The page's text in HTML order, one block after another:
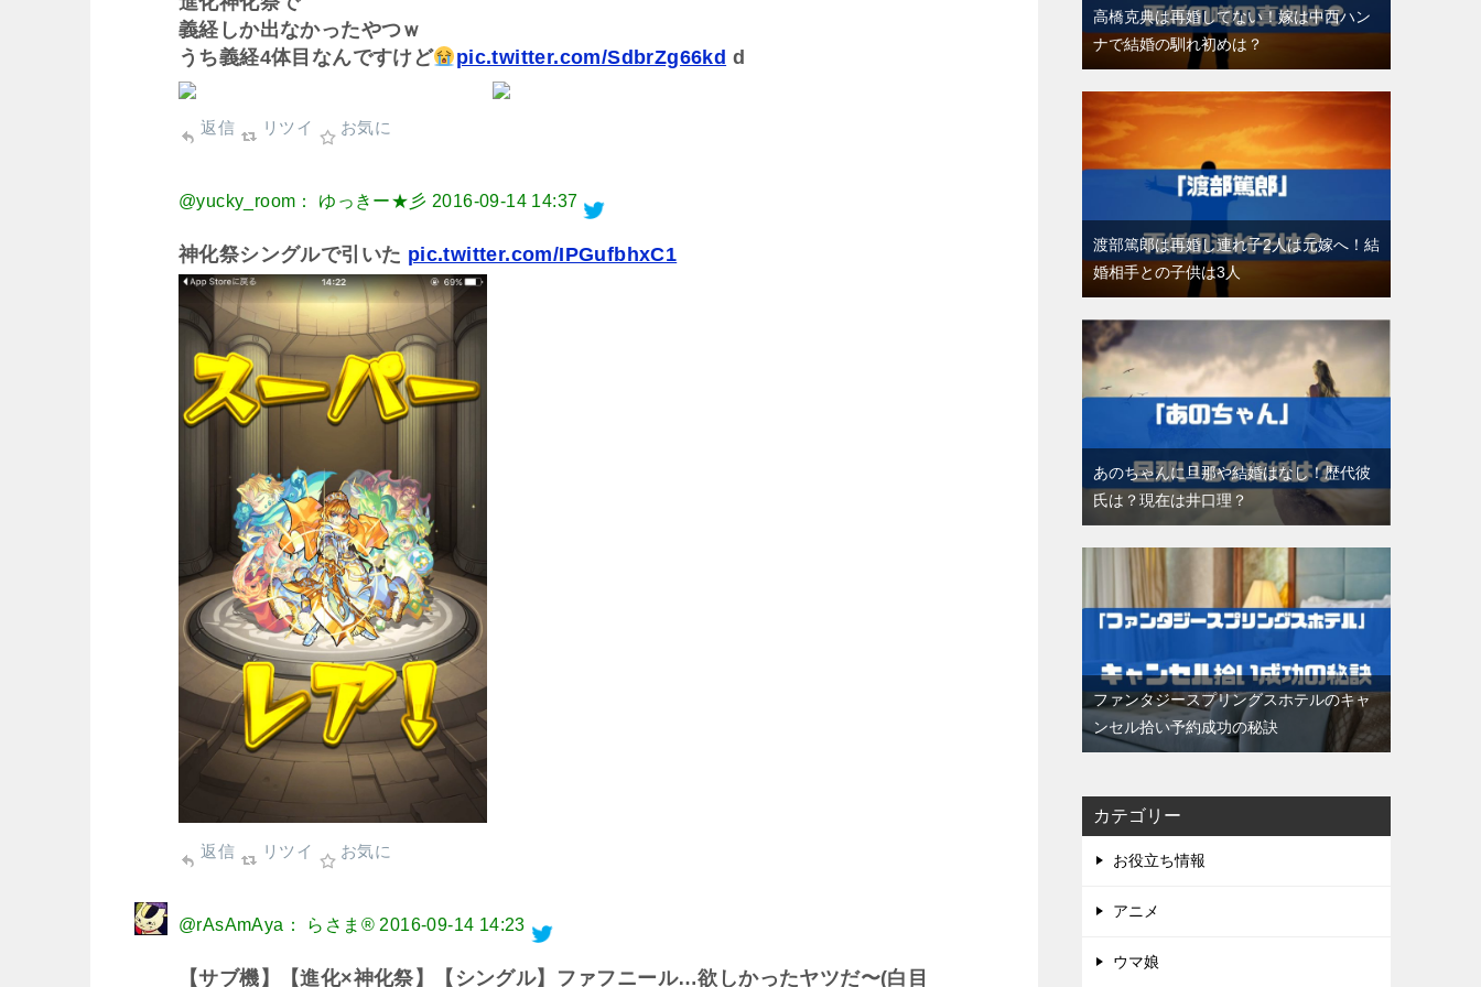
義経しか出なかったやつｗ
うち義経4体目なんですけど
pic.twitter.com/SdbrZg66kd d
返信 リツイ お気に
@yucky_room： ゆっきー★彡 2016-09-14 14:37
神化祭シングルで引いた pic.twitter.com/IPGufbhxC1
返信 リツイ お気に
@rAsAmAya： らさま® 2016-09-14 14:23
【サブ機】【進化×神化祭】【シングル】ファフニール…欲しかったヤツだ〜(白目
高橋克典は再婚してない！嫁は中西ハン
ナで結婚の馴れ初めは？
渡部篤郎は再婚し連れ子2人は元嫁へ！結
婚相手との子供は3人
あのちゃんに旦那や結婚はなし！歴代彼
氏は？現在は井口理？
ファンタジースプリングスホテルのキャ
ンセル拾い予約成功の秘訣
カテゴリー
お役立ち情報
アニメ
ウマ娘